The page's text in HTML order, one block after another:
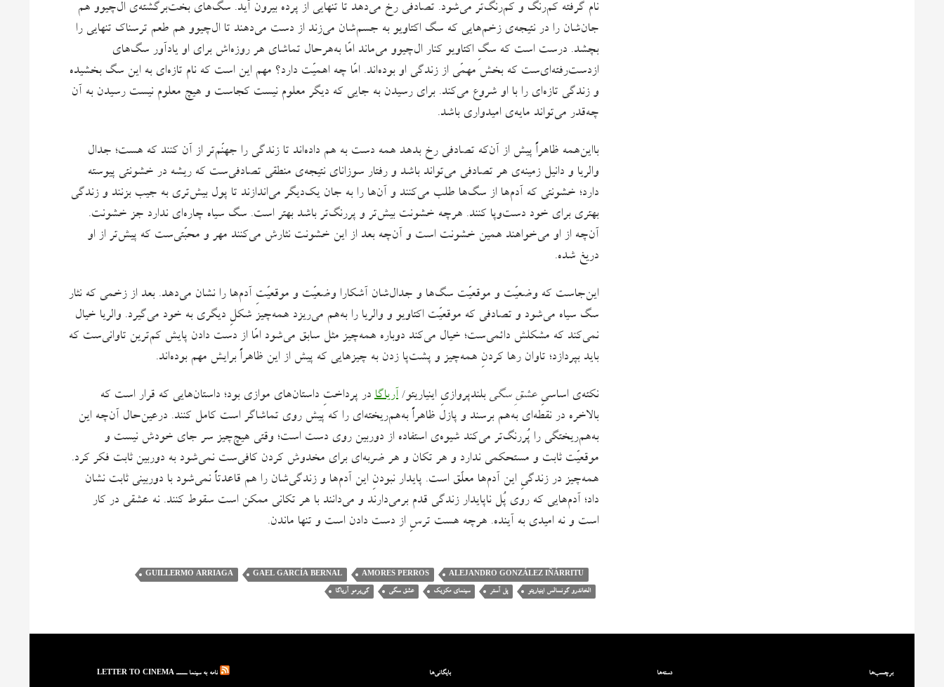
نام گرفته کم‌رنگ و کم‌رنگ‌تر می‌شود. تصادفی رخ می‌دهد تا تنهایی از پرده بیرون آید. سگ‌‌های بخت‌برگشته‌ی ال‌چیوو هم
جان‌شان را در نتیجه‌ی زخم‌هایی که سگ اکتاویو به جسم‌شان می‌زند از دست می‌دهند تا ال‌چیوو هم طعم ترسناک تنهایی را
بچشد. درست است که سگِ اکتاویو کنار ال‌چیوو می‌ماند امّا به‌هرحال تماشای هر روزه‌اش برای او یادآور سگ‌های
ازدست‌رفته‌ای‌ست که بخش مهمّی از زندگی‌ او بوده‌اند. امّا چه اهمیّت دارد؟ مهم این است که نام تازه‌ای به این سگ بخشیده
و زندگی تازه‌ای را با او شروع می‌کند. برای رسیدن به جایی که دیگر معلوم نیست کجاست و هیچ معلوم نیست رسیدن به آن
چه‌قدر می‌تواند مایه‌ی امیدواری باشد.
بااین‌همه ظاهراً پیش از آن‌که تصادفی رخ بدهد همه دست به هم داده‌اند تا زندگی را جهنّم‌تر از آن‌ کنند که هست؛ جدال
والریا و دانیل زمینه‌ی هر تصادفی می‌تواند باشد و رفتار سوزانای نتیجه‌ی منطقی تصادفی‌ست که ریشه در خشونتی پیوسته
دارد؛ خشونتی که آدم‌ها از سگ‌ها طلب می‌کنند و آن‌ها را به جان یک‌دیگر می‌اندازند تا پول بیش‌تری به جیب بزنند و زندگی
بهتری برای خود دست‌وپا کنند. هرچه خشونت بیش‌تر و پررنگ‌تر باشد بهتر است. سگ سیاه چاره‌ای ندارد جز خشونت.
آن‌چه از او می‌خواهند همین خشونت است و آن‌چه بعد از این خشونت نثارش می‌کنند مهر و محبّتی‌ست که پیش‌تر از او
دریغ شده.
این‌جاست که وضعیّت و موقعیّت سگ‌ها و جدال‌شان آشکارا وضعیّت و موقعیّتِ آدم‌ها را نشان می‌دهد. بعد از زخمی که نثار
سگ سیاه می‌شود و تصادفی که موقعیّت اکتاویو و والریا را به‌هم می‌ریزد همه‌چیز شکلِ دیگری به خود می‌گیرد. والریا خیال
نمی‌کند که مشکلش دائمی‌ست؛ خیال می‌کند دوباره همه‌چیز مثل سابق می‌شود امّا از دست دادن پایش کم‌ترین تاوانی‌ست که
باید بپردازد؛ تاوان رها کردنِ همه‌چیز و پشت‌پا زدن به چیزهایی که پیش از این ظاهراً برایش مهم بوده‌اند.
نکته‌ی اساسیِعشقِ سگی بلندپروازیِ اینیاریتو/ آریاگا در پرداختِ داستان‌های موازی بود؛ داستان‌هایی که قرار است که
بالاخره در نقطه‌ای به‌هم برسند و پازل ظاهراً به‌هم‌ریخته‌ای را که پیش روی تماشاگر است کامل کنند. درعین‌حال آن‌چه این
به‌هم‌ریختگی را پُررنگ‌تر می‌کند شیوه‌ی استفاده از دوربین روی دست است؛ وقتی هیچ‌چیز سر جای خودش نیست و
موقعیّت ثابت و مستحکمی ندارد و هر تکان و هر ضربه‌ای برای مخدوش کردن کافی‌ست نمی‌شود به دوربین ثابت فکر کرد.
همه‌چیز در زندگیِ این آدم‌ها معلّق است. پایدار نبودنِ این آدم‌ها و زندگی‌شان را هم قاعدتاً نمی‌شود با دوربینی ثابت نشان
داد؛ آدم‌هایی که روی پُل ناپایدار زندگی قدم برمی‌دارند و می‌دانند با هر تکانی ممکن است سقوط کنند. نه عشقی در کار
است و نه امیدی به آینده. هرچه هست ترسِ از دست دادن است و تنها ماندن.
ALEJANDRO GONZÁLEZ IÑÁRRITU
AMORES PERROS
GAEL GARCÍA BERNAL
GUILLERMO ARRIAGA
الخاندرو گونسالس اینیاریتو پل آستر سینمای مکزیک عشق سگی گی‌یرمو آریاگا
برچسب‌ها دسته‌ها بایگانی‌ها نامه به سینما ـــــ LETTER TO CINEMA